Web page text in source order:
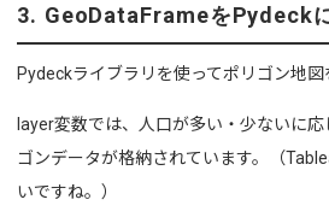
3. GeoDataFrameをPydeck
Pydeckライブラリを使ってポリゴン地図
layer変数では、人口が多い・少ないに
ゴンデータが格納されています。（
いですね。）